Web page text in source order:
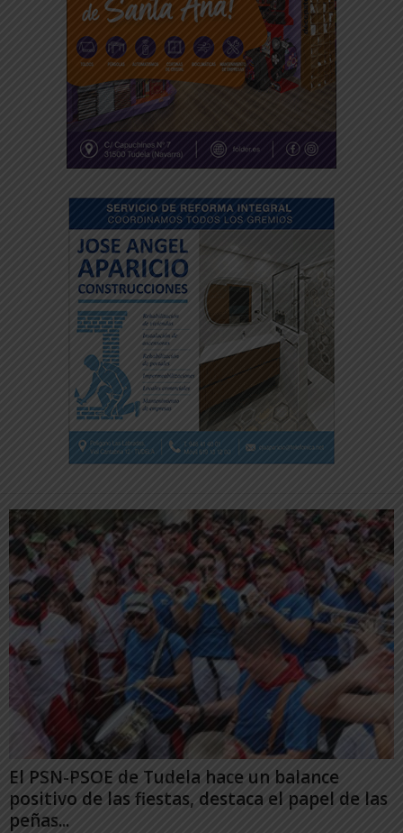
El PSN-PSOE de Tudela hace un balance
positivo de las fiestas, destaca el papel de las
peñas...